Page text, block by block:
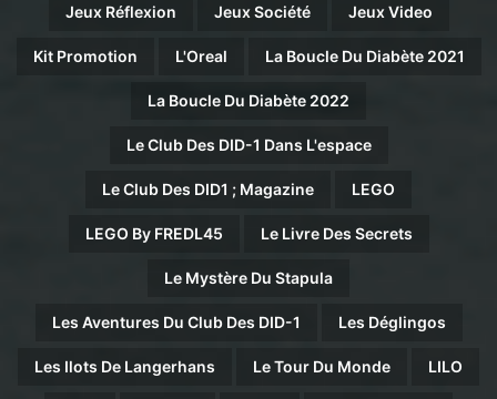
Jeux Réflexion Jeux Société Jeux Video
Kit Promotion L'Oreal La Boucle Du Diabète 2021
La Boucle Du Diabète 2022
Le Club Des DID-1 Dans L'espace
Le Club Des DID1 ; Magazine LEGO
LEGO By FREDL45 Le Livre Des Secrets
Le Mystère Du Stapula
Les Aventures Du Club Des DID-1 Les Déglingos
Les Ilots De Langerhans Le Tour Du Monde LILO